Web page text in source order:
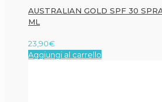
AUSTRALIAN GOLD SPF 30
ML
23,90€
Aggiungi al carrello